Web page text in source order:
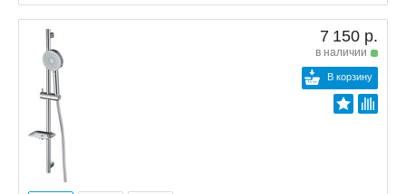
7 150 р.
в наличии
В корзину